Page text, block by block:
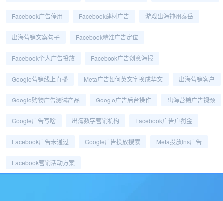
Facebook广告停用 Facebook建材广告 游戏出海神州泰岳
出海营销文案句子 Facebook精准广告定位
Facebook个人广告投放 Facebook广告创意海报
Google营销线上直播 Meta广告如何英文字换成华文 出海营销客户
Google购物广告测试产品 Google广告后台操作 出海营销广告视频
Google广告写啥 出海数字营销机构 Facebook广告户罚金
Facebook广告未通过 Google广告投放搜索 Meta投放ins广告
Facebook营销活动方案